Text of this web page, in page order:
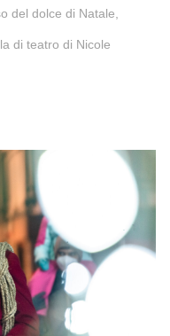
del dolce di Natale,
di teatro di Nicole